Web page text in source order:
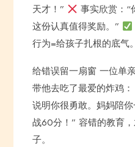
天才！”
事实欣赏：“
这份认真值得奖励。”
行为=给孩子扎根的底气。
给错误留一扇窗 一位单
带他去吃了最爱的炸鸡
说明你很勇敢。妈妈陪
战60分！” 容错的教育
子。